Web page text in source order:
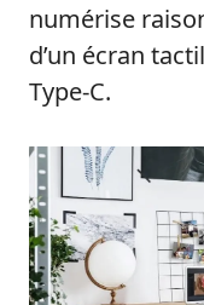
numérise
d’un écran
Type-C.